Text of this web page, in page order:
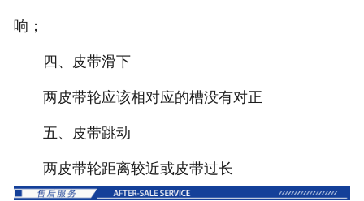
响；
四、皮带滑下
两皮带轮应该相对应的槽没有对正
五、皮带跳动
两皮带轮距离较近或皮带过长